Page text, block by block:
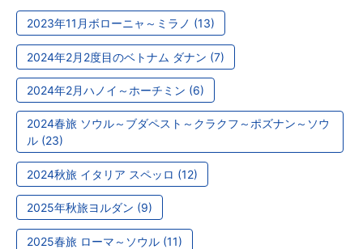
2023年11月ボローニャ～ミラノ (13)
2024年2月2度目のベトナム ダナン (7)
2024年2月ハノイ～ホーチミン (6)
2024春旅 ソウル～ブダペスト～クラクフ～ポズナン～ソウ
ル (23)
2024秋旅 イタリア スペッロ (12)
2025年秋旅ヨルダン (9)
2025春旅 ローマ～ソウル (11)